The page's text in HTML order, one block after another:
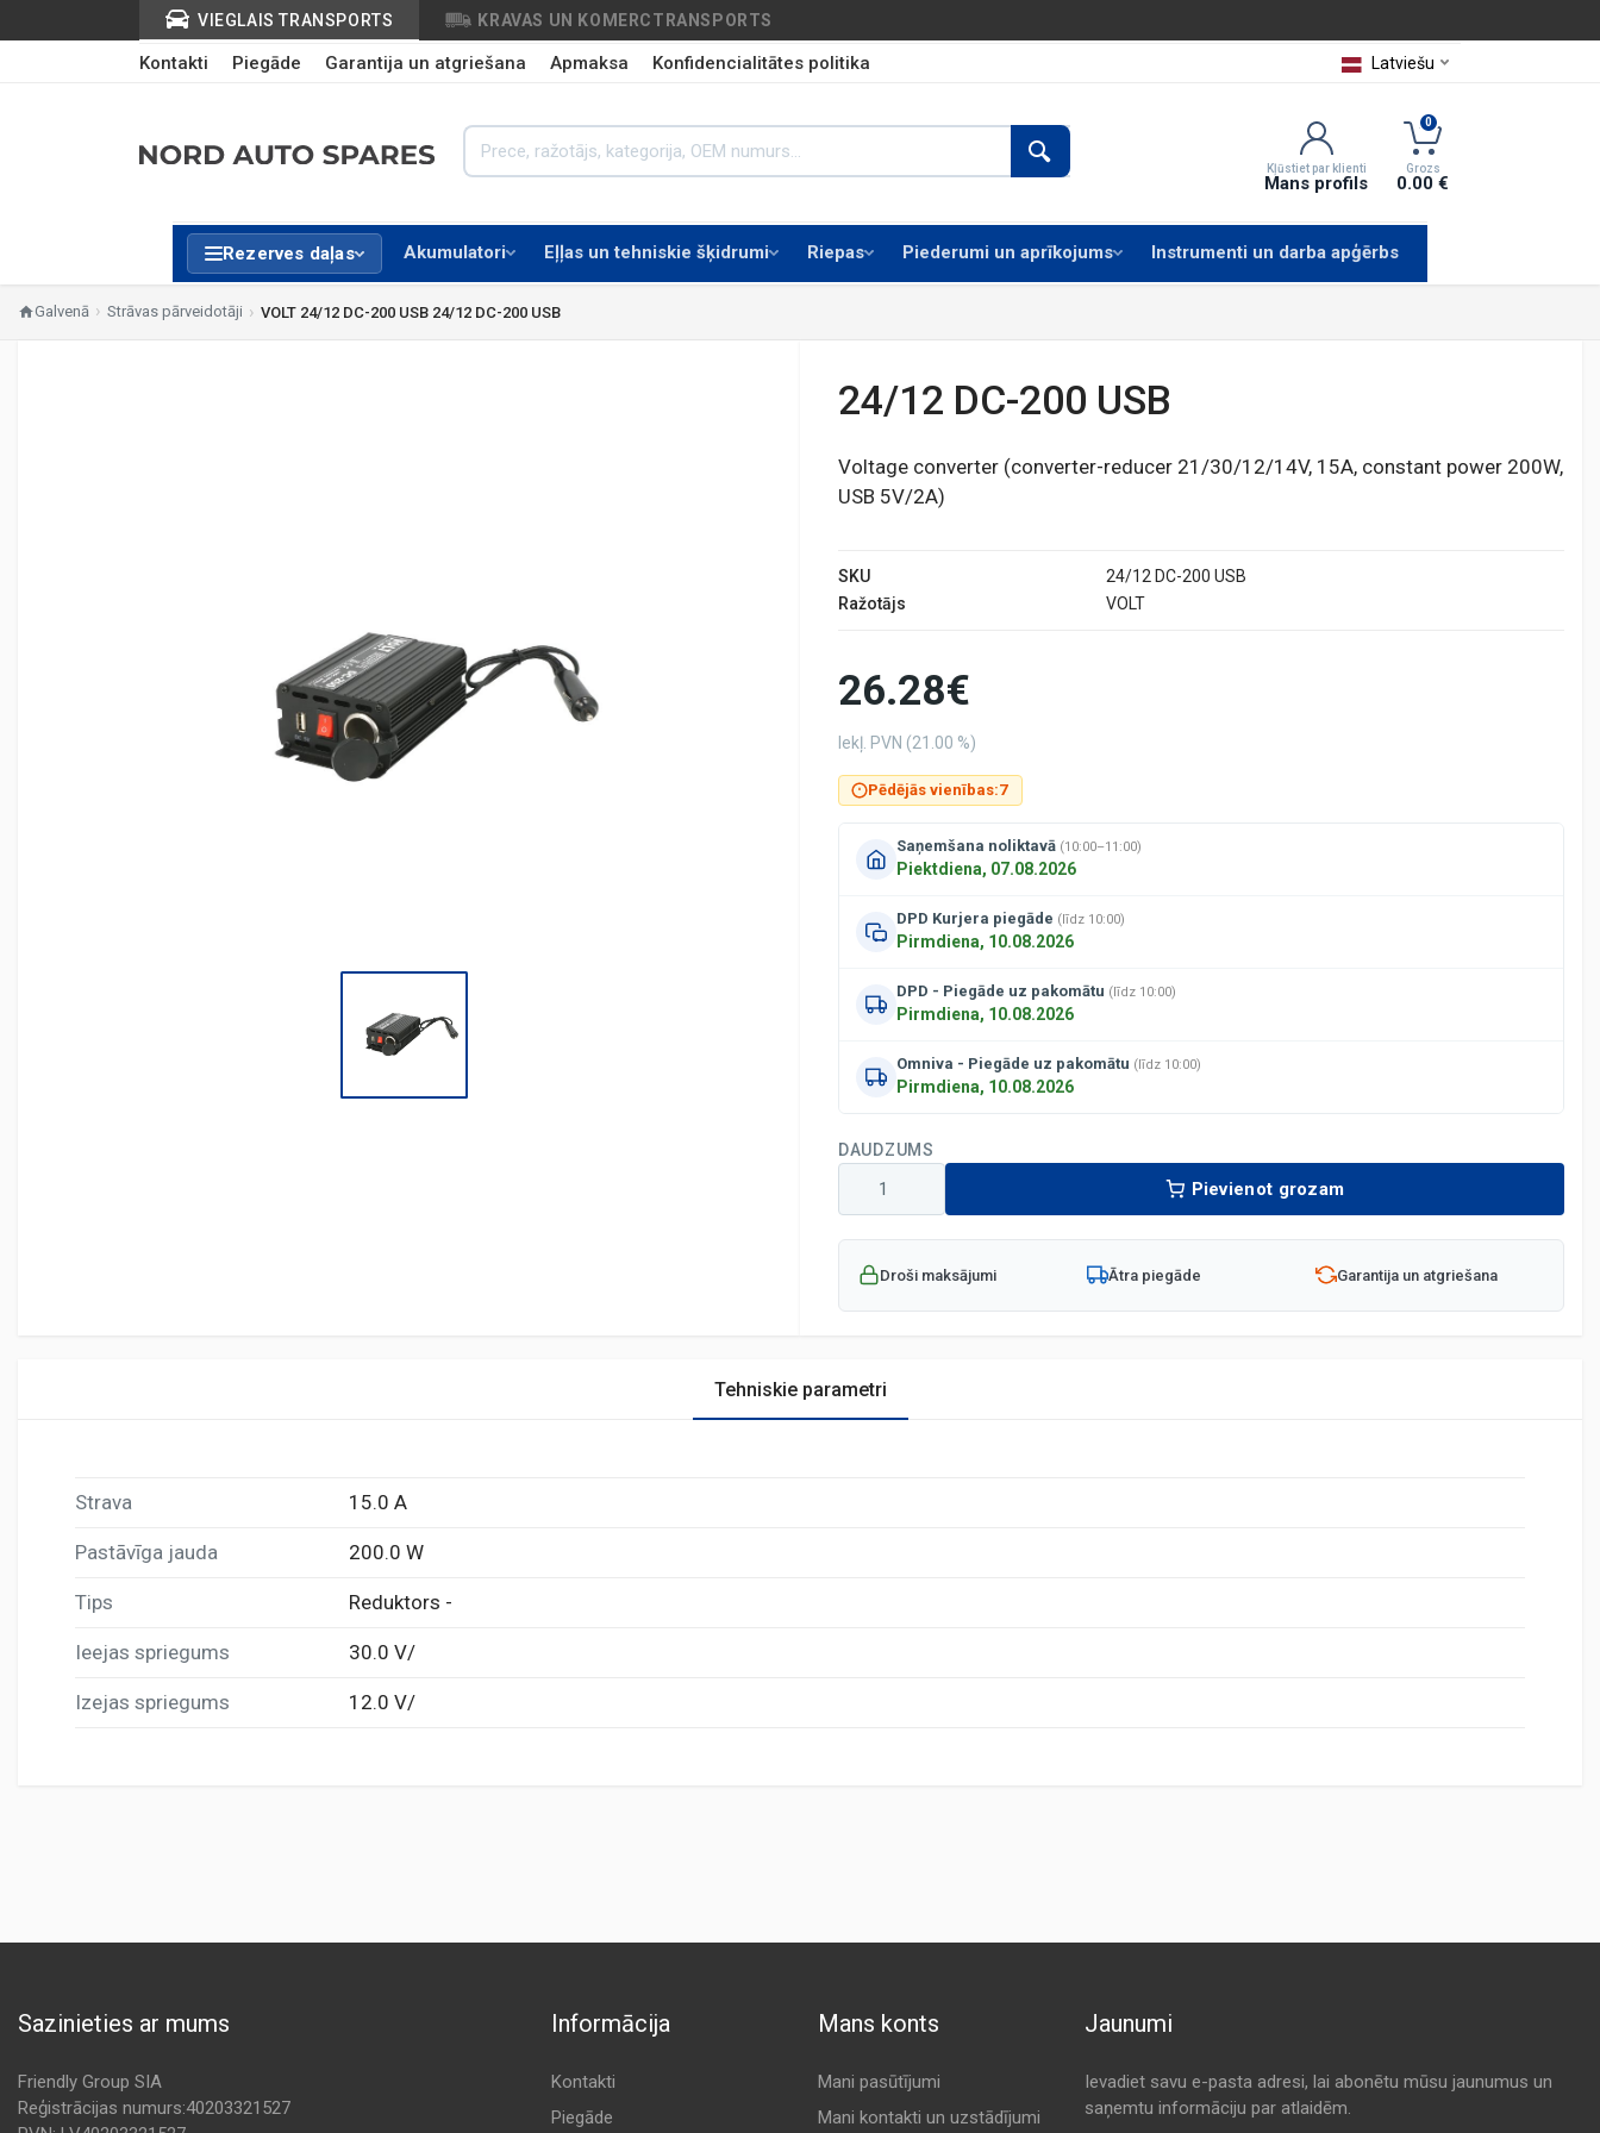
VIEGLAIS TRANSPORTS KRAVAS UN KOMERCTRANSPORTS
Kontakti Piegāde Garantija un atgriešana Apmaksa Konfidencialitātes politika Latviešu
Rezerves daļas Akumulatori Eļļas un tehniskie šķidrumi Riepas Piederumi un aprīkojums Instrumenti un darba apģērbs
Kļūstiet par klienti
Mans profils
0
Grozs
0.00 €
Galvenā Strāvas pārveidotāji VOLT 24/12 DC-200 USB 24/12 DC-200 USB
24/12 DC-200 USB
Voltage converter (converter-reducer 21/30/12/14V, 15A, constant power 200W,
USB 5V/2A)
SKU
24/12 DC-200 USB
Ražotājs
VOLT
26.28€
Iekļ. PVN (21.00 %)
Pēdējās vienības:7
Saņemšana noliktavā (10:00–11:00)
Piektdiena, 07.08.2026
DPD Kurjera piegāde (līdz 10:00)
Pirmdiena, 10.08.2026
DPD - Piegāde uz pakomātu (līdz 10:00)
Pirmdiena, 10.08.2026
Omniva - Piegāde uz pakomātu (līdz 10:00)
Pirmdiena, 10.08.2026
DAUDZUMS
Pievienot grozam
Droši maksājumi Ātra piegāde Garantija un atgriešana
Tehniskie parametri
Strava 15.0 A
Pastāvīga jauda 200.0 W
Tips Reduktors -
Ieejas spriegums 30.0 V/
Izejas spriegums 12.0 V/
Sazinieties ar mums
Friendly Group SIA
Reģistrācijas numurs:40203321527
Informācija
Kontakti
Piegāde
Mans konts
Mani pasūtījumi
Mani kontakti un uzstādījumi
Jaunumi
Ievadiet savu e-pasta adresi, lai abonētu mūsu jaunumus un
saņemtu informāciju par atlaidēm.